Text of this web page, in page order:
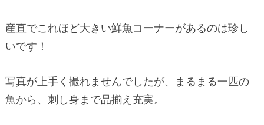
産直でこれほど大きい鮮魚コーナーがあるのは珍し
いです！
写真が上手く撮れませんでしたが、まるまる一匹の
魚から、刺し身まで品揃え充実。